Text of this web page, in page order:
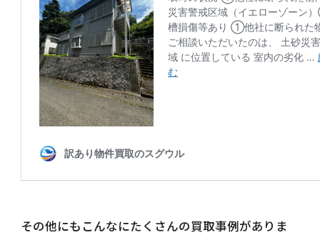
その他にもこんなにたくさんの買取事例がありま